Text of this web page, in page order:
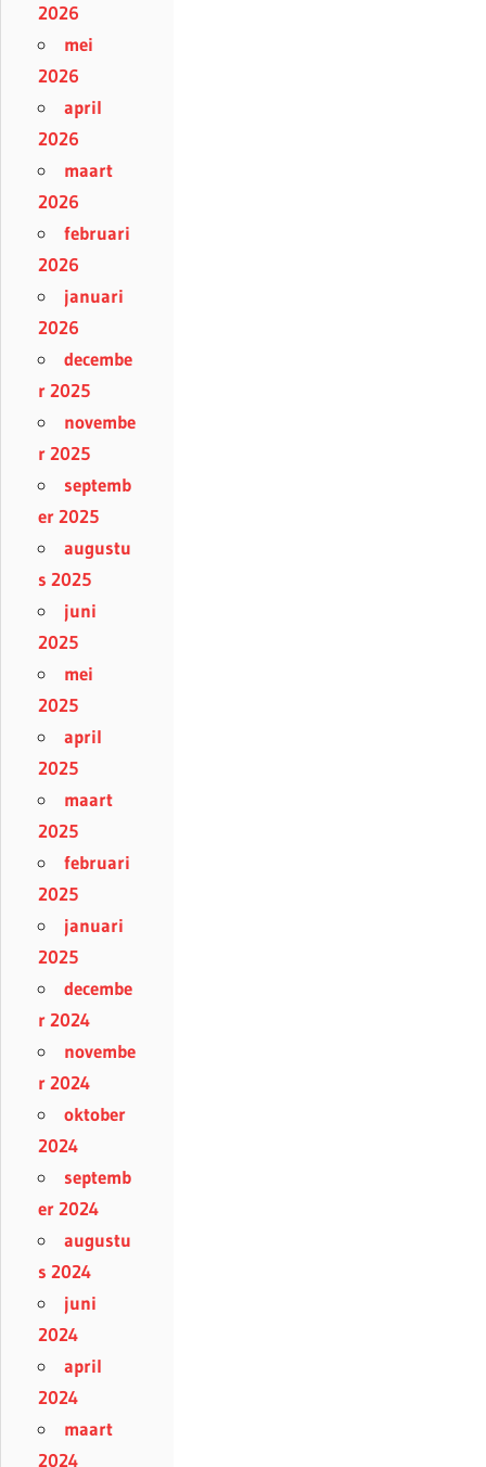
2026
mei
2026
april
2026
maart
2026
februari
2026
januari
2026
decembe
r 2025
novembe
r 2025
septemb
er 2025
augustu
s 2025
juni
2025
mei
2025
april
2025
maart
2025
februari
2025
januari
2025
decembe
r 2024
novembe
r 2024
oktober
2024
septemb
er 2024
augustu
s 2024
juni
2024
april
2024
maart
2024